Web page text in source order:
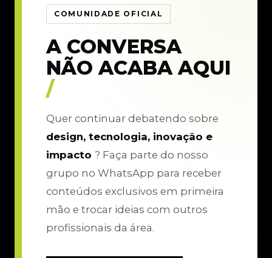
COMUNIDADE OFICIAL
A CONVERSA
NÃO ACABA AQUI
/
Quer continuar debatendo sobre
design, tecnologia, inovação e
impacto ? Faça parte do nosso
grupo no WhatsApp para receber
conteúdos exclusivos em primeira
mão e trocar ideias com outros
profissionais da área.